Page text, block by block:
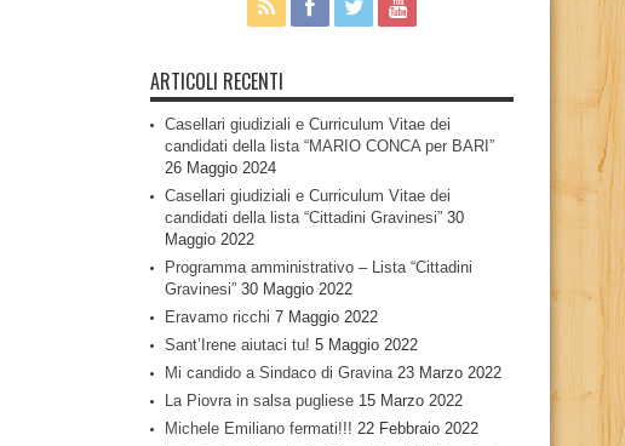
ARTICOLI RECENTI
Casellari giudiziali e Curriculum Vitae dei
candidati della lista “MARIO CONCA per BARI”
26 Maggio 2024
Casellari giudiziali e Curriculum Vitae dei
candidati della lista “Cittadini Gravinesi” 30
Maggio 2022
Programma amministrativo – Lista “Cittadini
Gravinesi” 30 Maggio 2022
Eravamo ricchi 7 Maggio 2022
Sant’Irene aiutaci tu! 5 Maggio 2022
Mi candido a Sindaco di Gravina 23 Marzo 2022
La Piovra in salsa pugliese 15 Marzo 2022
Michele Emiliano fermati!!! 22 Febbraio 2022